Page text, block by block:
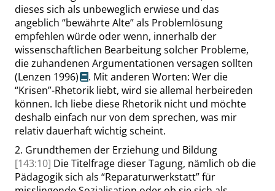
dieses sich als unbeweglich erwiese und das
angeblich “bewährte Alte”als Problemlösung
empfehlen würde oder wenn, innerhalb der
wissenschaftlichen Bearbeitung solcher Probleme,
die zuhandenen Argumentationen versagen sollten
(Lenzen 1996)
. Mit anderen Worten: Wer die
“Krisen”-Rhetorik liebt, wird sie allemal herbeireden
können. Ich liebe diese Rhetorik nicht und möchte
deshalb einfach nur von dem sprechen, was mir
relativ dauerhaft wichtig scheint.
2. Grundthemen der Erziehung und Bildung
[143:10] Die Titelfrage dieser Tagung, nämlich ob die
Pädagogik sich als “Reparaturwerkstatt”für